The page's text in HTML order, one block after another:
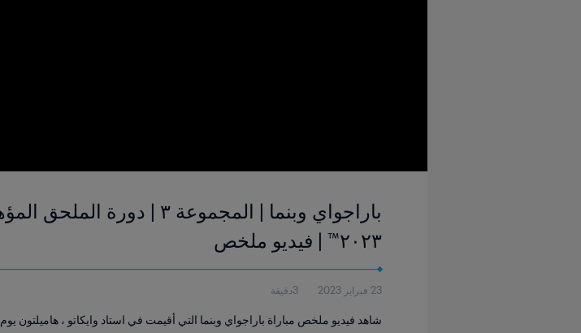
٢٠٢٣™ | فيديو ملخص
23 فبراير 2023 3دقيقة
شاهد فيديو ملخص مباراة باراجواي وبنما التي أقيمت في استاد وايكاتو ، هاميلتون يوم ٢٢ نوفمبر ٢٠٢٢ الساعة ١٩:٠٠.